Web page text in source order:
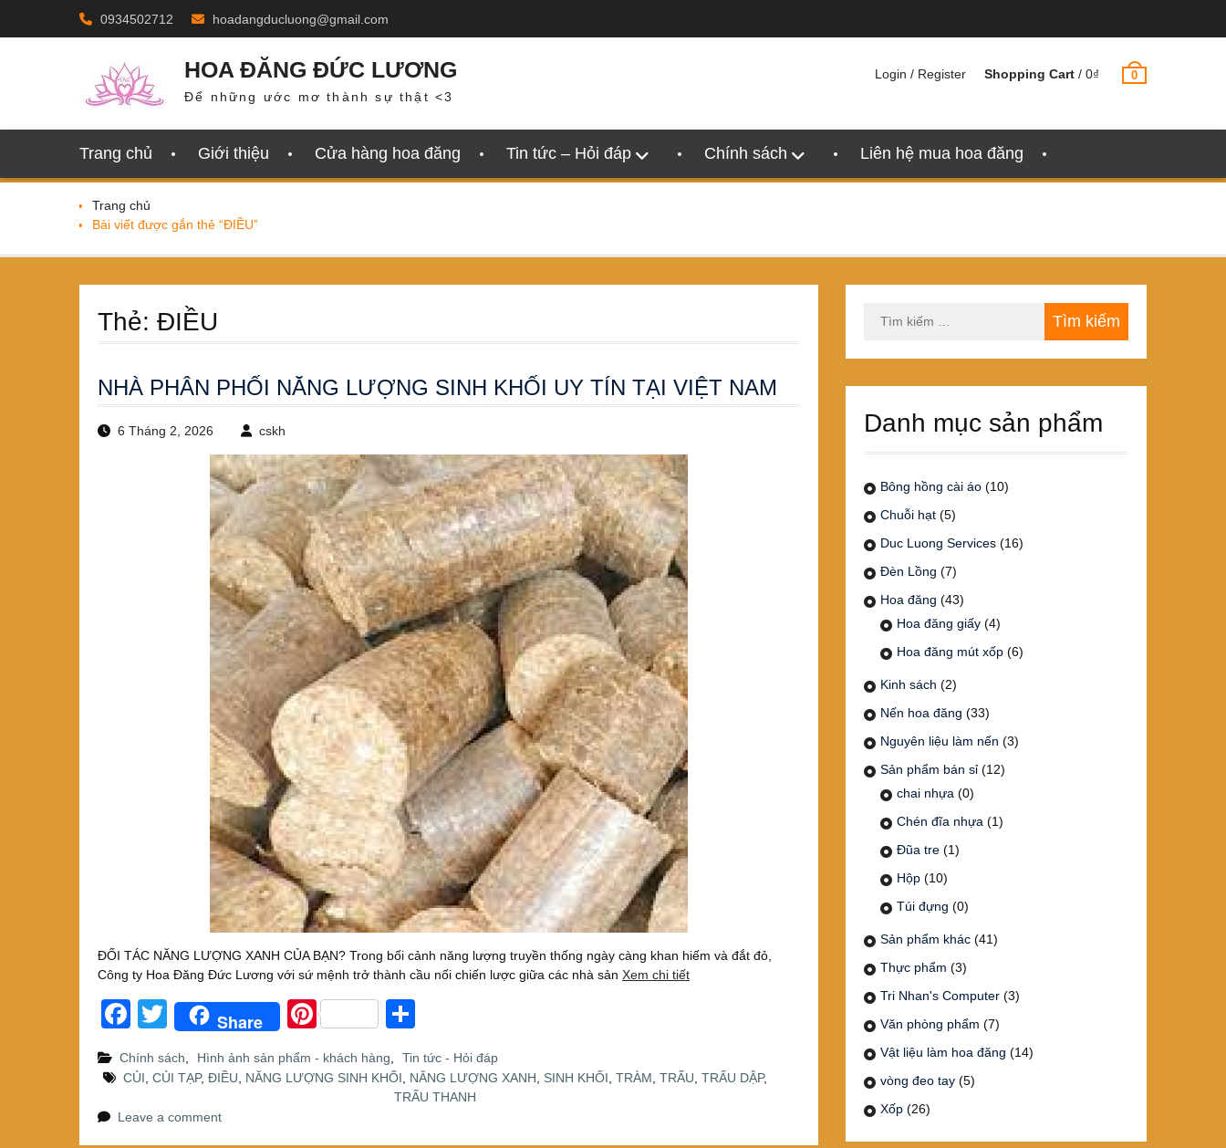
0934502712 hoadangducluong@gmail.com
HOA ĐĂNG ĐỨC LƯƠNG
Để những ước mơ thành sự thật <3
Login / Register Shopping Cart / 0₫ 0
Trang chủ Giới thiệu Cửa hàng hoa đăng Tin tức – Hỏi đáp Chính sách Liên hệ mua hoa đăng
Trang chủ
Bài viết được gắn thẻ “ĐIỀU”
Thẻ: ĐIỀU
NHÀ PHÂN PHỐI NĂNG LƯỢNG SINH KHỐI UY TÍN TẠI VIỆT NAM
6 Tháng 2, 2026 cskh
ĐỐI TÁC NĂNG LƯỢNG XANH CỦA BẠN? Trong bối cảnh năng lượng truyền thống ngày càng khan hiếm và đắt đỏ,
Công ty Hoa Đăng Đức Lương với sứ mệnh trở thành cầu nối chiến lược giữa các nhà sản Xem chi tiết
F
c
b
T
tt
Share
Pi
er
ar
e
Chính sách Hình ảnh sản phẩm - khách hàng
Tin tức - Hỏi đáp
CỦI CỦI TẠP, ĐIỀU NĂNG LƯỢNG SINH KHỐI NĂNG LƯỢNG XANH SINH KHỐI TRÀM TRẤU TRẤU DẬP,
TRẤU THANH
Leave a comment
kiếm
Danh mục sản phẩm
Bông hồng cài áo (10)
Chuỗi hạt (5)
Duc Luong Services (16)
Đèn Lồng (7)
Hoa đăng (43)
Hoa đăng giấy (4)
Hoa đăng mút xốp (6)
Kinh sách (2)
Nến hoa đăng (33)
Nguyên liệu làm nến (3)
Sản phẩm bán sỉ (12)
chai nhựa (0)
Chén đĩa nhựa (1)
Đũa tre (1)
Hộp (10)
Túi đựng (0)
Sản phẩm khác (41)
Thực phẩm (3)
Tri Nhan's Computer (3)
Văn phòng phẩm (7)
Vật liệu làm hoa đăng (14)
vòng đeo tay (5)
Xốp (26)